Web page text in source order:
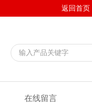
返回首页
在线留言